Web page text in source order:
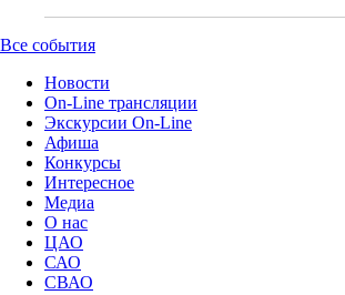
Все события
Новости
On-Line трансляции
Экскурсии On-Line
Афиша
Конкурсы
Интересное
Медиа
О нас
ЦАО
САО
СВАО